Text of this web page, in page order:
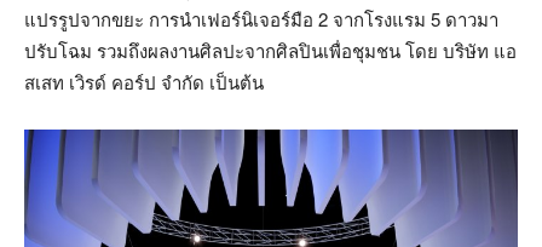
แปรรูปจากขยะ การนำเฟอร์นิเจอร์มือ 2 จากโรงแรม 5 ดาวมา
ปรับโฉม รวมถึงผลงานศิลปะจากศิลปินเพื่อชุมชน โดย บริษัท แอ
สเสท เวิรด์ คอร์ป จำกัด เป็นต้น